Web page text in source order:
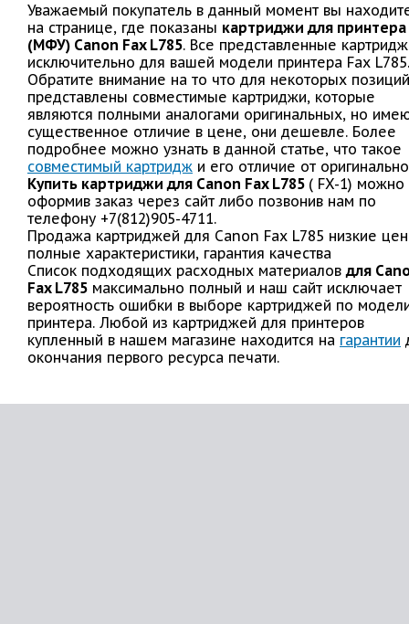
Уважаемый покупатель в данный момент вы
на странице, где показаны картриджи для принтера
(МФУ) Canon Fax L785. Все представленные
исключительно для вашей модели принтера Fax L785.
Обратите внимание на то что для некоторых позиций
представлены совместимые картриджи, которые
являются полными аналогами оригинальных, но
существенное отличие в цене, они дешевле. Более
подробнее можно узнать в данной статье, что такое
совместимый картридж и его отличие от
Купить картриджи для Canon Fax L785 ( FX-1) можно
оформив заказ через сайт либо позвонив нам по
телефону +7(812)905-4711.
Продажа картриджей для Canon Fax L785 низкие
полные характеристики, гарантия качества
Список подходящих расходных материаловдля
Fax L785 максимально полный и наш сайт исключает
вероятность ошибки в выборе картриджей по
принтера. Любой из картриджей для принтеров
купленный в нашем магазине находится на гарантии
окончания первого ресурса печати.